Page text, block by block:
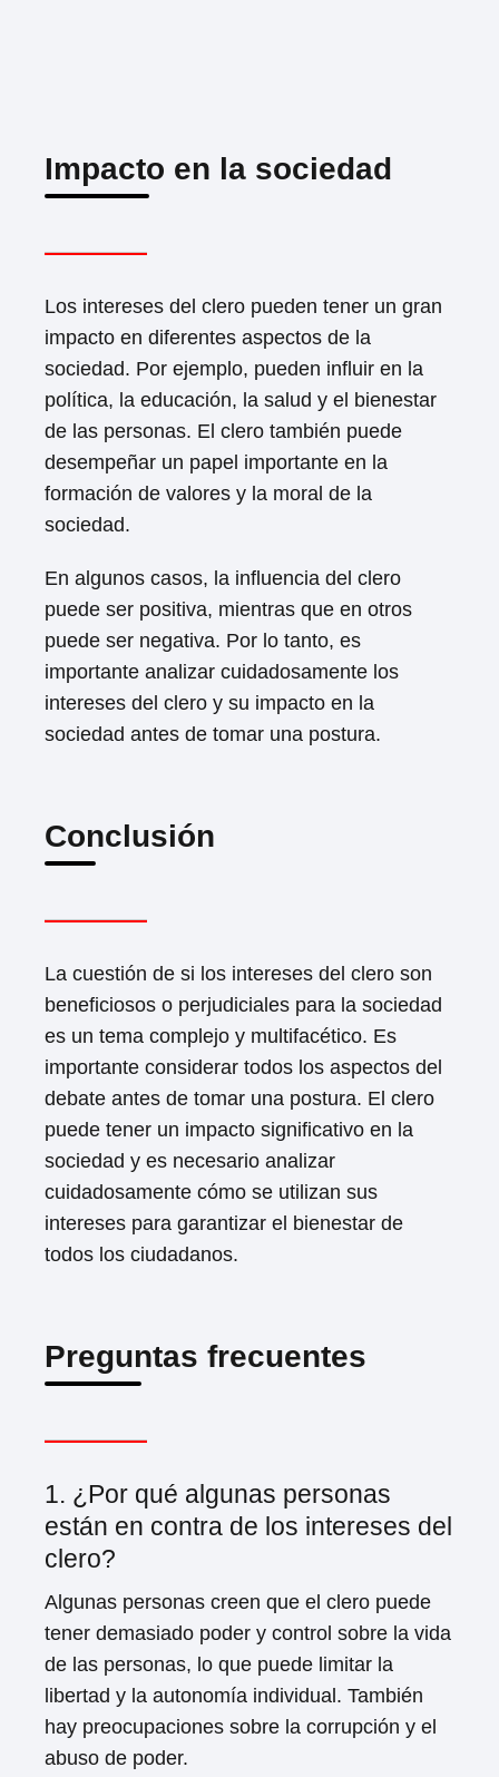
Impacto en la sociedad
Los intereses del clero pueden tener un gran
impacto en diferentes aspectos de la
sociedad. Por ejemplo, pueden influir en la
política, la educación, la salud y el bienestar
de las personas. El clero también puede
desempeñar un papel importante en la
formación de valores y la moral de la
sociedad.
En algunos casos, la influencia del clero
puede ser positiva, mientras que en otros
puede ser negativa. Por lo tanto, es
importante analizar cuidadosamente los
intereses del clero y su impacto en la
sociedad antes de tomar una postura.
Conclusión
La cuestión de si los intereses del clero son
beneficiosos o perjudiciales para la sociedad
es un tema complejo y multifacético. Es
importante considerar todos los aspectos del
debate antes de tomar una postura. El clero
puede tener un impacto significativo en la
sociedad y es necesario analizar
cuidadosamente cómo se utilizan sus
intereses para garantizar el bienestar de
todos los ciudadanos.
Preguntas frecuentes
1. ¿Por qué algunas personas
están en contra de los intereses del
clero?
Algunas personas creen que el clero puede
tener demasiado poder y control sobre la vida
de las personas, lo que puede limitar la
libertad y la autonomía individual. También
hay preocupaciones sobre la corrupción y el
abuso de poder.